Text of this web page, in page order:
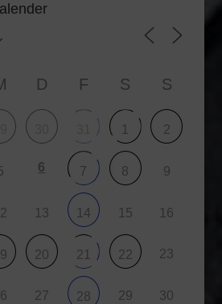
D F S S
1 2
6 7 8 9
13 14 15 16
20 21 22 23
27 28 29 30